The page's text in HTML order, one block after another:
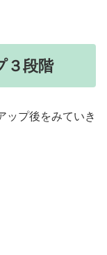
３段階
ップ後をみていき